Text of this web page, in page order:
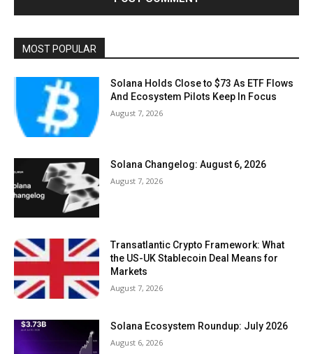
MOST POPULAR
Solana Holds Close to $73 As ETF Flows
And Ecosystem Pilots Keep In Focus
August 7, 2026
Solana Changelog: August 6, 2026
August 7, 2026
Transatlantic Crypto Framework: What
the US-UK Stablecoin Deal Means for
Markets
August 7, 2026
Solana Ecosystem Roundup: July 2026
August 6, 2026